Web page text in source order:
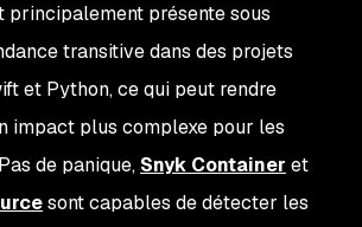
principalement présente sous
transitive dans des projets
et Python, ce qui peut rendre
impact plus complexe pour les
de panique, Snyk Container et
sont capables de détecter les